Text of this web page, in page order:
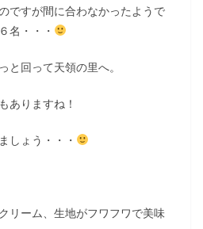
ですが間に合わなかったようで
名・・・
と回って天領の里へ。
ありますね！
しょう・・・
リーム、生地がフワフワで美味